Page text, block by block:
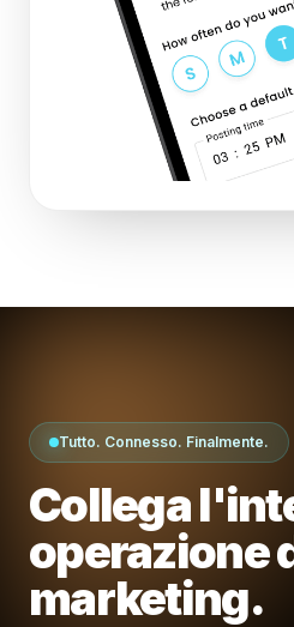
Tutto. Connesso. Finalmente.
Collega
operazione
marketing.